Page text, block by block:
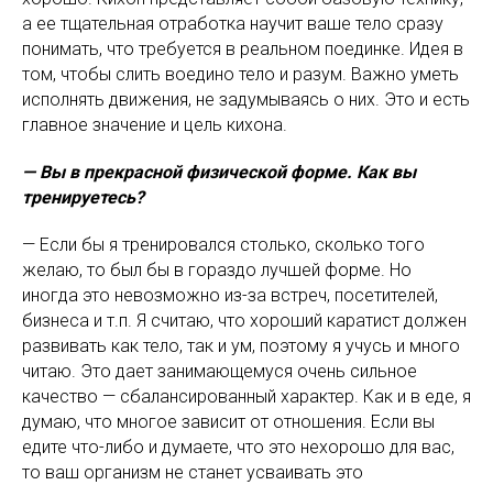
а ее тщательная отработка научит ваше тело сразу
понимать, что требуется в реальном поединке. Идея в
том, чтобы слить воедино тело и разум. Важно уметь
исполнять движения, не задумываясь о них. Это и есть
главное значение и цель кихона.
— Вы в прекрасной физической форме. Как вы
тренируетесь?
— Если бы я тренировался столько, сколько того
желаю, то был бы в гораздо лучшей форме. Но
иногда это невозможно из-за встреч, посетителей,
бизнеса и т.п. Я считаю, что хороший каратист должен
развивать как тело, так и ум, поэтому я учусь и много
читаю. Это дает занимающемуся очень сильное
качество — сбалансированный характер. Как и в еде, я
думаю, что многое зависит от отношения. Если вы
едите что-либо и думаете, что это нехорошо для вас,
то ваш организм не станет усваивать это